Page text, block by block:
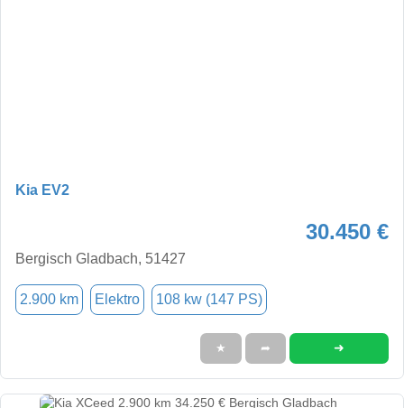
Kia EV2
30.450 €
Bergisch Gladbach, 51427
2.900 km Elektro 108 kw (147 PS)
★ ➦ ➜